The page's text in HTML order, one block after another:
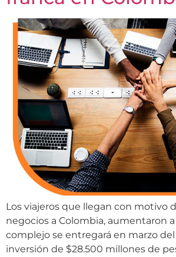
Los viajeros que llegan con motivo
negocios a Colombia, aumentaron a
complejo se entregará en marzo
inversión de $28.500 millones de